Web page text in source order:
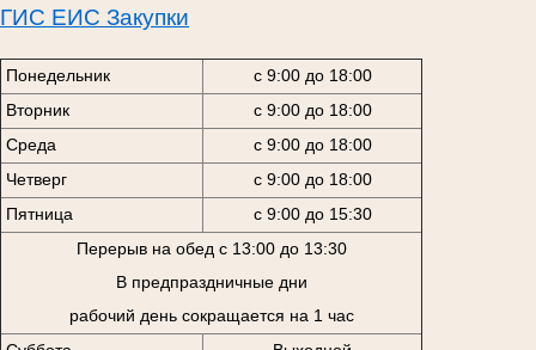
ГИС ЕИС Закупки
Понедельник
с 9:00 до 18:00
Вторник
с 9:00 до 18:00
Среда
с 9:00 до 18:00
Четверг
с 9:00 до 18:00
Пятница
с 9:00 до 15:30
Перерыв на обед с 13:00 до 13:30
В предпраздничные дни
рабочий день сокращается на 1 час